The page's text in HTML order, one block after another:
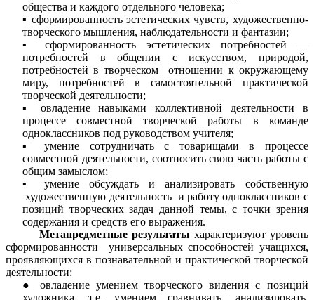
общества и каждого отдельного человека;
сформированность эстетических чувств, художественно-
творческого мышления, наблюдательности и фантазии;
сформированность эстетических потребностей —
потребностей в общении с искусством, природой,
потребностей в творческом отношении к окружающему
миру, потребностей в самостоятельной практической
творческой деятельности;
овладение навыками коллективной деятельности в
процессе совместной творческой работы в команде
одноклассников под руководством учителя;
умение сотрудничать
с товарищами в процессе
совместной деятельности, соотносить свою часть работы с
общим замыслом;
умение обсуждать и анализировать собственную
художественную деятельность и работу одноклассников с
позиций творческих задач данной темы, с точки зрения
содержания и средств его выражения.
Метапредметные результаты характеризуют уровень
сформированности универсальных способностей учащихся,
проявляющихся в познавательной и практической творческой
деятельности:
овладение умением творческого видения с позиций